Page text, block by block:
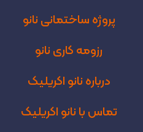
پروژه‌ ساختمانی نانو
رزومه کاری نانو
درباره نانو اکریلیک
تماس با نانو اکریلیک